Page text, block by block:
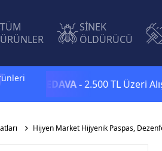
TÜM
ÜRÜNLER
SİNEK
ÖLDÜRÜCÜ
- 2.500 TL Üzeri
Hijyen Market Hijyenik Paspas,